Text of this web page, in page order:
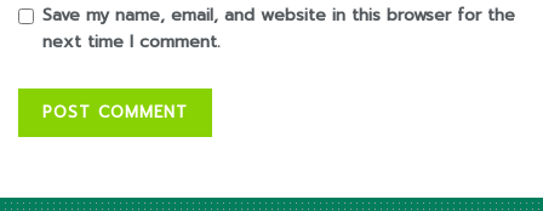
Save my name, email, and website in this browser for the
next time I comment.